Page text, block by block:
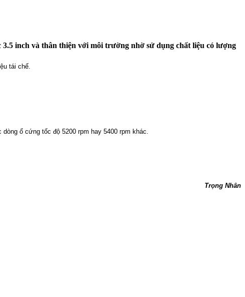
inch và thân thiện với môi trường nhờ sử dụng chất liệu có lượng
tái chế.
ổ cứng tốc độ 5200 rpm hay 5400 rpm khác.
Trọng Nhân